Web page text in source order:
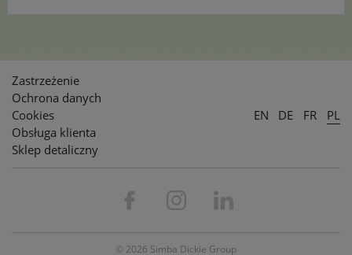
Zastrzeżenie
Ochrona danych
Cookies
Obsługa klienta
Sklep detaliczny
EN DE FR PL
© 2026 Simba Dickie Group